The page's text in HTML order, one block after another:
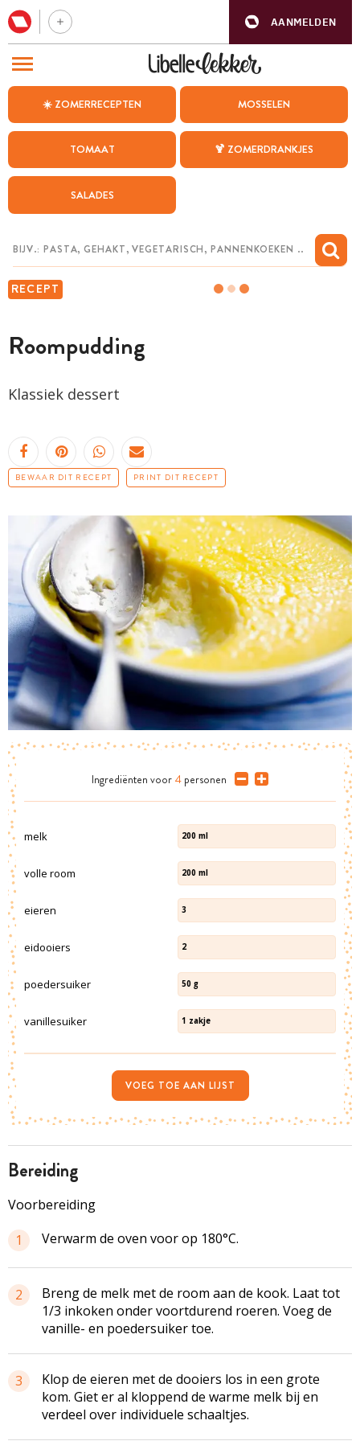
AANMELDEN
☀️ ZOMERRECEPTEN MOSSELEN
TOMAAT 🍹 ZOMERDRANKJES
SALADES
RECEPT
Roompudding
Klassiek dessert
BEWAAR DIT RECEPT PRINT DIT RECEPT
bereiding
Voorbereiding
1
Verwarm de oven voor op 180°C.
2
Breng de melk met de room aan de kook. Laat tot
1/3 inkoken onder voortdurend roeren. Voeg de
vanille- en poedersuiker toe.
3
Klop de eieren met de dooiers los in een grote
kom. Giet er al kloppend de warme melk bij en
verdeel over individuele schaaltjes.
Ingrediënten voor 4 personen
melk 200 ml
volle room 200 ml
eieren 3
eidooiers 2
poedersuiker 50 g
vanillesuiker 1 zakje
VOEG TOE AAN LIJST
BEZOEK ONZE ANDERE WEBSITES
WEEKMENU
CHAT MET MAIA
MIJN BEWAARDE RECEPTEN